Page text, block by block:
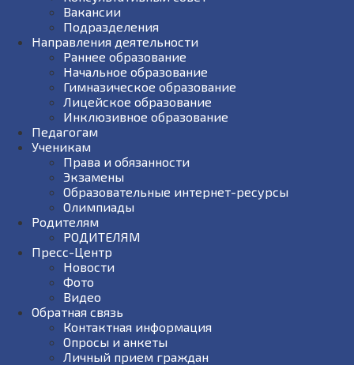
Вакансии
Подразделения
Направления деятельности
Раннее образование
Начальное образование
Гимназическое образование
Лицейское образование
Инклюзивное образование
Педагогам
Ученикам
Права и обязанности
Экзамены
Образовательные интернет-ресурсы
Олимпиады
Родителям
РОДИТЕЛЯМ
Пресс-Центр
Новости
Фото
Видео
Обратная связь
Контактная информация
Опросы и анкеты
Личный прием граждан